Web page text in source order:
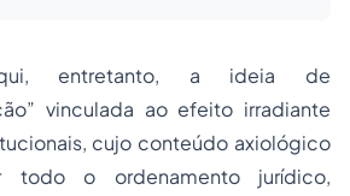
entretanto, a ideia de
vinculada ao efeito irradiante
cujo conteúdo axiológico
todo o ordenamento jurídico,